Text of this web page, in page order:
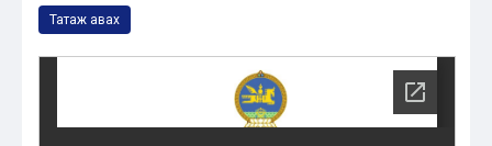
Татаж авах